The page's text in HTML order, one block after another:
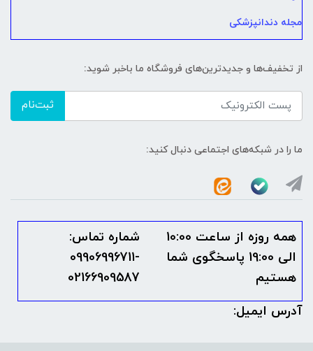
مجله دندانپزشکی
از تخفیف‌ها و جدیدترین‌های فروشگاه ما باخبر شوید:
ثبت‌نام
ما را در شبکه‌های اجتماعی دنبال کنید:
همه روزه از ساعت 10:00
الی 19:00 پاسخگوی شما
هستیم
شماره تماس:
09906996711-
02166909587
آدرس ایمیل: